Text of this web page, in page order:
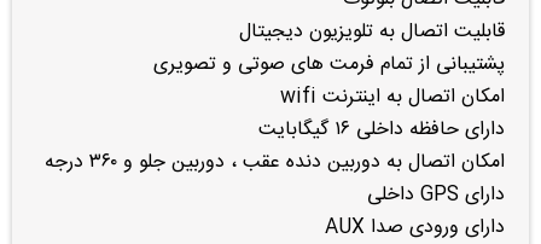
قابلیت اتصال به تلویزیون دیجیتال
پشتیبانی از تمام فرمت های صوتی و تصویری
امکان اتصال به اینترنت wifi
دارای حافظه داخلی ۱۶ گیگابایت
امکان اتصال به دوربین دنده عقب ، دوربین جلو و ۳۶۰ درجه
دارای GPS داخلی
دارای ورودی صدا AUX